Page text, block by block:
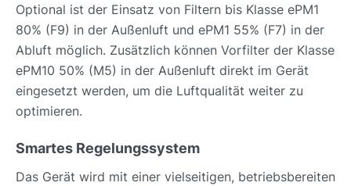
Optional ist der Einsatz von Filtern bis Klasse ePM1
80% (F9) in der Außenluft und ePM1 55% (F7) in der
Abluft möglich. Zusätzlich können Vorfilter der Klasse
ePM10 50% (M5) in der Außenluft direkt im Gerät
eingesetzt werden, um die Luftqualität weiter zu
optimieren.
Smartes Regelungssystem
Das Gerät wird mit einer vielseitigen, betriebsbereiten